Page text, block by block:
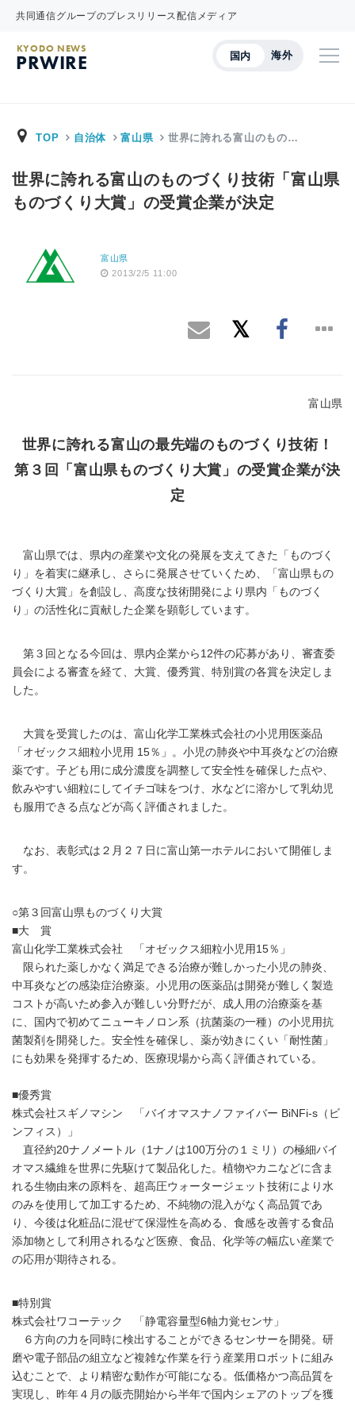
共同通信グループのプレスリリース配信メディア
国内 海外
KYODO NEWS
PRWIRE
TOP 自治体 富山県 世界に誇れる富山のもの…
世界に誇れる富山のものづくり技術「富山県
ものづくり大賞」の受賞企業が決定
富山県
2013/2/5 11:00
富山県
世界に誇れる富山の最先端のものづくり技術！
第３回「富山県ものづくり大賞」の受賞企業が決
定
富山県では、県内の産業や文化の発展を支えてきた「ものづく
り」を着実に継承し、さらに発展させていくため、「富山県もの
づくり大賞」を創設し、高度な技術開発により県内「ものづく
り」の活性化に貢献した企業を顕彰しています。
第３回となる今回は、県内企業から12件の応募があり、審査委
員会による審査を経て、大賞、優秀賞、特別賞の各賞を決定しま
した。
大賞を受賞したのは、富山化学工業株式会社の小児用医薬品
「オゼックス細粒小児用 15％」。小児の肺炎や中耳炎などの治療
薬です。子ども用に成分濃度を調整して安全性を確保した点や、
飲みやすい細粒にしてイチゴ味をつけ、水などに溶かして乳幼児
も服用できる点などが高く評価されました。
なお、表彰式は２月２７日に富山第一ホテルにおいて開催しま
す。
○第３回富山県ものづくり大賞
■大 賞
富山化学工業株式会社 「オゼックス細粒小児用15％」
限られた薬しかなく満足できる治療が難しかった小児の肺炎、
中耳炎などの感染症治療薬。小児用の医薬品は開発が難しく製造
コストが高いため参入が難しい分野だが、成人用の治療薬を基
に、国内で初めてニューキノロン系（抗菌薬の一種）の小児用抗
菌製剤を開発した。安全性を確保し、薬が効きにくい「耐性菌」
にも効果を発揮するため、医療現場から高く評価されている。
■優秀賞
株式会社スギノマシン 「バイオマスナノファイバー BiNFi-s（ビ
ンフィス）」
直径約20ナノメートル（1ナノは100万分の１ミリ）の極細バイ
オマス繊維を世界に先駆けて製品化した。植物やカニなどに含ま
れる生物由来の原料を、超高圧ウォータージェット技術により水
のみを使用して加工するため、不純物の混入がなく高品質であ
り、今後は化粧品に混ぜて保湿性を高める、食感を改善する食品
添加物として利用されるなど医療、食品、化学等の幅広い産業で
の応用が期待される。
■特別賞
株式会社ワコーテック 「静電容量型6軸力覚センサ」
６方向の力を同時に検出することができるセンサーを開発。研
磨や電子部品の組立など複雑な作業を行う産業用ロボットに組み
込むことで、より精密な動作が可能になる。低価格かつ高品質を
実現し、昨年４月の販売開始から半年で国内シェアのトップを獲